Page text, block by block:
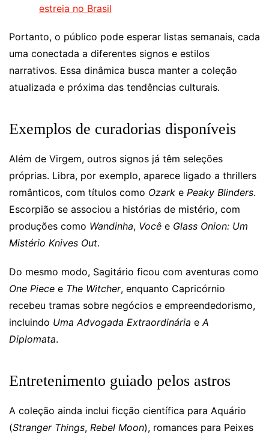
estreia no Brasil
Portanto, o público pode esperar listas semanais, cada
uma conectada a diferentes signos e estilos
narrativos. Essa dinâmica busca manter a coleção
atualizada e próxima das tendências culturais.
Exemplos de curadorias disponíveis
Além de Virgem, outros signos já têm seleções
próprias. Libra, por exemplo, aparece ligado a thrillers
românticos, com títulos como Ozark e Peaky Blinders.
Escorpião se associou a histórias de mistério, com
produções como Wandinha, Você e Glass Onion: Um
Mistério Knives Out.
Do mesmo modo, Sagitário ficou com aventuras como
One Piece e The Witcher, enquanto Capricórnio
recebeu tramas sobre negócios e empreendedorismo,
incluindo Uma Advogada Extraordinária e A
Diplomata.
Entretenimento guiado pelos astros
A coleção ainda inclui ficção científica para Aquário
(Stranger Things, Rebel Moon), romances para Peixes